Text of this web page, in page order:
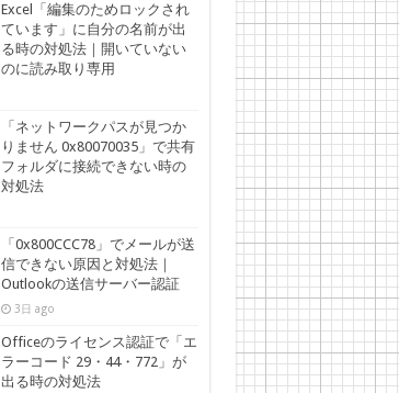
Excel「編集のためロックされ
ています」に自分の名前が出
る時の対処法｜開いていない
のに読み取り専用
「ネットワークパスが見つか
りません 0x80070035」で共有
フォルダに接続できない時の
対処法
「0x800CCC78」でメールが送
信できない原因と対処法｜
Outlookの送信サーバー認証
3日 ago
Officeのライセンス認証で「エ
ラーコード 29・44・772」が
出る時の対処法